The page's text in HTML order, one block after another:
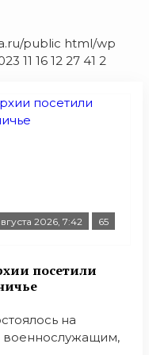
public html/wp
11 16 12 27 41 2
2026, 7:42 65
посетили
на
военнослужащим,